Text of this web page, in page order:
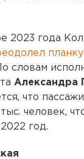
2023 года
словам
Александра
что
человек,
год.